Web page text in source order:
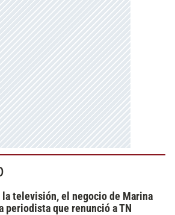
la televisión, el negocio de Marina
periodista que renunció a TN